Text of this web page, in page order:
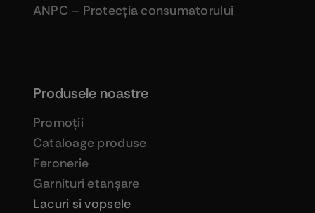
Produsele noastre
Promoţii
Cataloage produse
Feronerie
Garnituri etanşare
Lacuri si vopsele
ANPC – Protecţia consumatorului